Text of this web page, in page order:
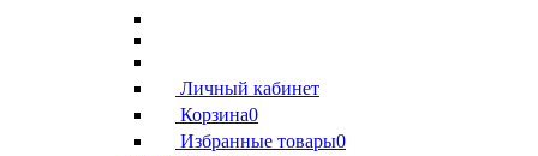
Личный кабинет
Корзина0
Избранные товары0